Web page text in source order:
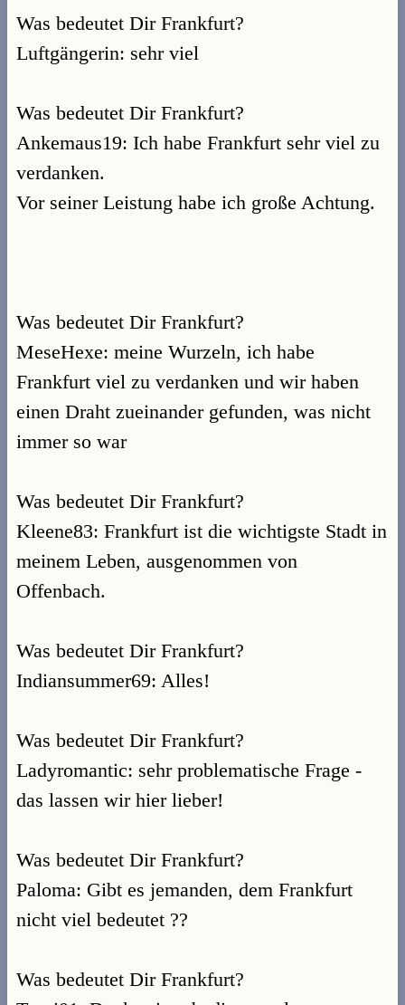
Was bedeutet Dir Frankfurt?
Luftgängerin: sehr viel
Was bedeutet Dir Frankfurt?
Ankemaus19: Ich habe Frankfurt sehr viel zu
verdanken.
Vor seiner Leistung habe ich große Achtung.
Was bedeutet Dir Frankfurt?
MeseHexe: meine Wurzeln, ich habe
Frankfurt viel zu verdanken und wir haben
einen Draht zueinander gefunden, was nicht
immer so war
Was bedeutet Dir Frankfurt?
Kleene83: Frankfurt ist die wichtigste Stadt in
meinem Leben, ausgenommen von
Offenbach.
Was bedeutet Dir Frankfurt?
Indiansummer69: Alles!
Was bedeutet Dir Frankfurt?
Ladyromantic: sehr problematische Frage -
das lassen wir hier lieber!
Was bedeutet Dir Frankfurt?
Paloma: Gibt es jemanden, dem Frankfurt
nicht viel bedeutet ??
Was bedeutet Dir Frankfurt?